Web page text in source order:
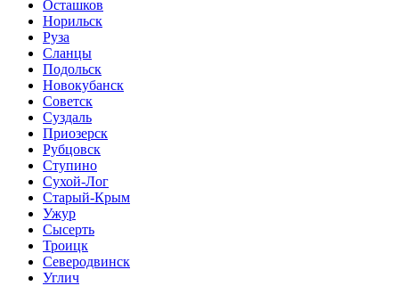
Осташков
Норильск
Руза
Сланцы
Подольск
Новокубанск
Советск
Суздаль
Приозерск
Рубцовск
Ступино
Сухой-Лог
Старый-Крым
Ужур
Сысерть
Троицк
Северодвинск
Углич